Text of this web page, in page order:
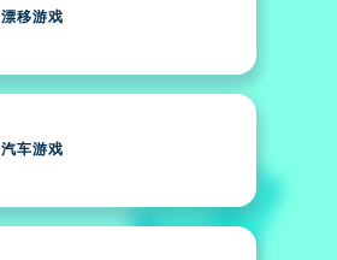
漂移游戏
汽车游戏